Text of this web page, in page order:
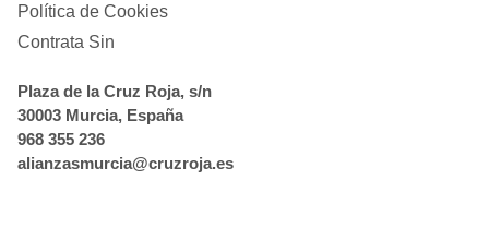
Política de Cookies
Contrata Sin
Plaza de la Cruz Roja, s/n
30003 Murcia, España
968 355 236
alianzasmurcia@cruzroja.es